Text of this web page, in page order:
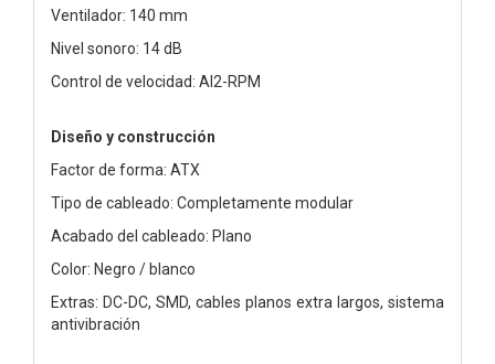
Ventilador: 140 mm
Nivel sonoro: 14 dB
Control de velocidad: AI2-RPM
Diseño y construcción
Factor de forma: ATX
Tipo de cableado: Completamente modular
Acabado del cableado: Plano
Color: Negro / blanco
Extras: DC-DC, SMD, cables planos extra largos, sistema
antivibración